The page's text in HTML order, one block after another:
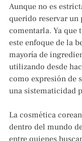
Aunque no es
querido reservar un
comentarla. Ya que
este enfoque de la
mayoría de
utilizando desde
como expresión de
una sistematicidad
La cosmética
dentro del mundo